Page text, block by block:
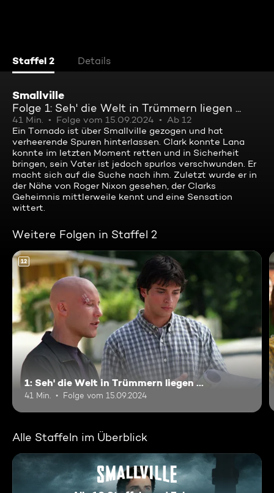
Staffel 2 Details
Smallville
Folge 1: Seh' die Welt in Trümmern liegen ...
41 Min. Folge vom 15.09.2024
Ab 12
Ein Tornado ist über Smallville gezogen und hat
verheerende Spuren hinterlassen. Clark konnte Lana
konnte im letzten Moment retten und in Sicherheit
bringen, sein Vater ist jedoch spurlos verschwunden. Er
macht sich auf die Suche nach ihm. Zuletzt wurde er in
der Nähe von Roger Nixon gesehen, der Clarks
Geheimnis mittlerweile kennt und eine Sensation
wittert.
Weitere Folgen in Staffel 2
12
1: Seh' die Welt in Trümmern liegen ...
41 Min. Folge vom 15.09.2024
Alle Staffeln im Überblick